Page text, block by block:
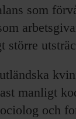
som
större
manligt
och